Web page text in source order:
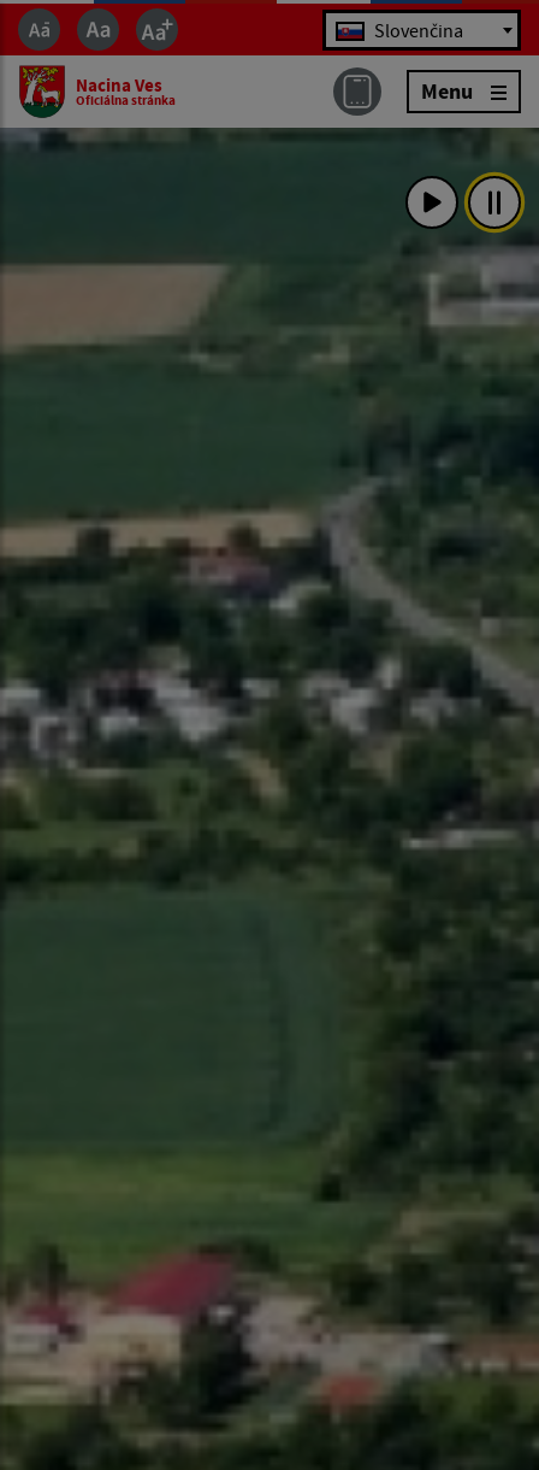
Jazyk Slovenčina
Nacina Ves
Oficiálna stránka Menu